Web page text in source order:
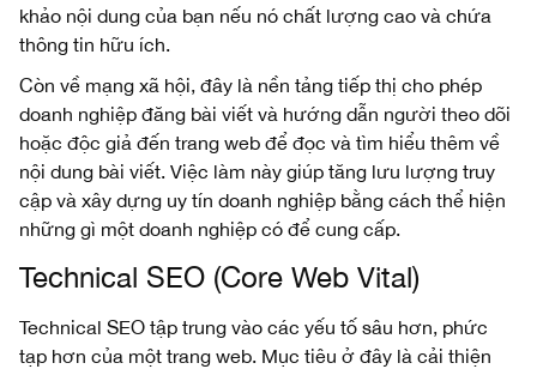
khảo nội dung của bạn nếu nó chất lượng cao và chứa
thông tin hữu ích.
Còn về mạng xã hội, đây là nền tảng tiếp thị cho phép
doanh nghiệp đăng bài viết và hướng dẫn người theo dõi
hoặc độc giả đến trang web để đọc và tìm hiểu thêm về
nội dung bài viết. Việc làm này giúp tăng lưu lượng truy
cập và xây dựng uy tín doanh nghiệp bằng cách thể hiện
những gì một doanh nghiệp có để cung cấp.
Technical SEO (Core Web Vital)
Technical SEO tập trung vào các yếu tố sâu hơn, phức
tạp hơn của một trang web. Mục tiêu ở đây là cải thiện